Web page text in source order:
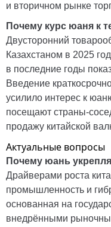
и вторичном рынке
Почему курс юаня к
Двусторонний
Казахстаном в 2025
в последние годы
Введение
усилило интерес к
посещают страны-
продажу китайской
Актуальные вопросы
Почему юань
Драйверами роста
промышленность и
основанная на
внедрёнными